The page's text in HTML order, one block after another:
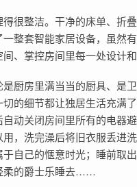
很整洁。干净的床单、折
整套智能家居设备，虽然
、掌控房间里每一处设计
厨房里满当当的厨具、是
的细节都让独居生活充满
动关闭房间里所有的电器
，洗完澡后将旧衣服丢进
自己的惬意时光；睡前取
柔的爵士乐睡去……